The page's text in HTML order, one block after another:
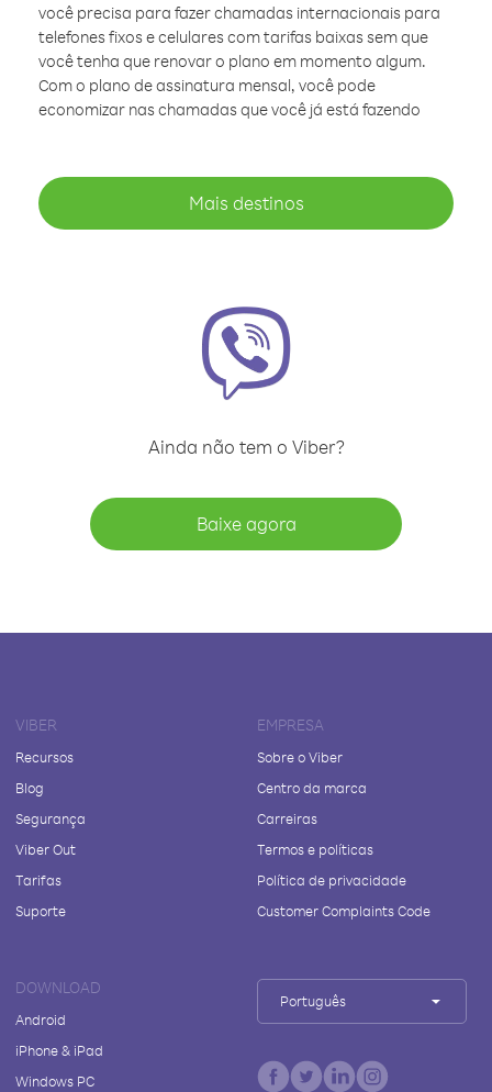
você precisa para fazer chamadas internacionais para
telefones fixos e celulares com tarifas baixas sem que
você tenha que renovar o plano em momento algum.
Com o plano de assinatura mensal, você pode
economizar nas chamadas que você já está fazendo
Mais destinos
Ainda não tem o Viber?
Baixe agora
VIBER
Recursos
Blog
Segurança
Viber Out
Tarifas
Suporte
EMPRESA
Sobre o Viber
Centro da marca
Carreiras
Termos e políticas
Política de privacidade
Customer Complaints Code
DOWNLOAD
Android
iPhone & iPad
Windows PC
Português